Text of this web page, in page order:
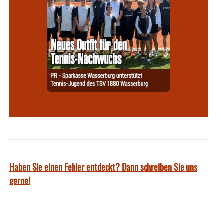
Haben Sie einen Fehler entdeckt? Dann schreiben Sie uns
gerne!